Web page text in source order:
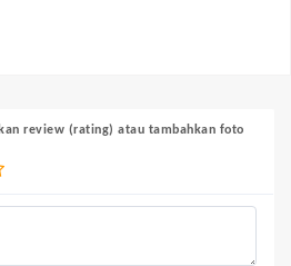
review (rating) atau tambahkan foto